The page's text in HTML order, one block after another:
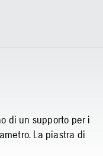
di un supporto per i
La piastra di